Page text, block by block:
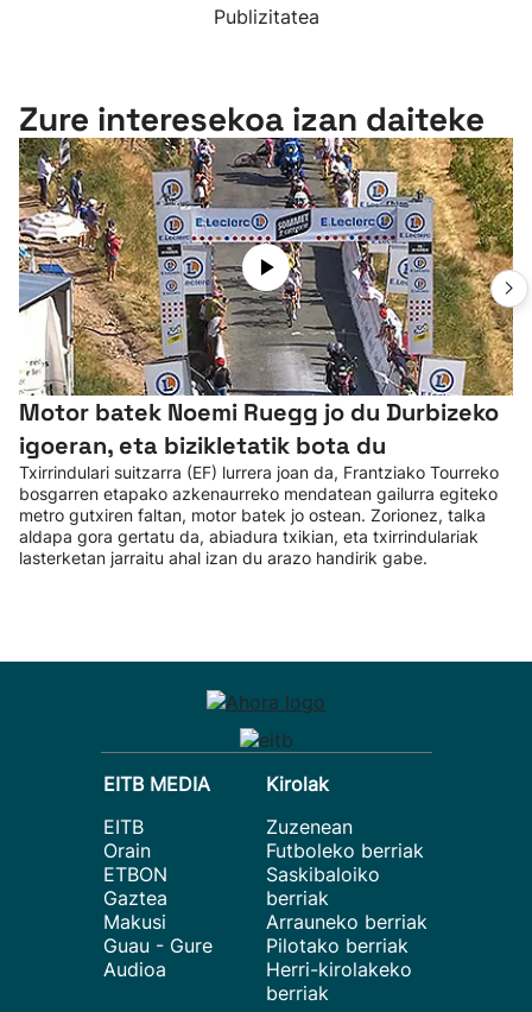
Publizitatea
Zure interesekoa izan daiteke
Motor batek Noemi Ruegg jo du Durbizeko
igoeran, eta bizikletatik bota du
Txirrindulari suitzarra (EF) lurrera joan da, Frantziako Tourreko
bosgarren etapako azkenaurreko mendatean gailurra egiteko
metro gutxiren faltan, motor batek jo ostean. Zorionez, talka
aldapa gora gertatu da, abiadura txikian, eta txirrindulariak
lasterketan jarraitu ahal izan du arazo handirik gabe.
EITB MEDIA
EITB
Orain
ETBON
Gaztea
Makusi
Guau - Gure
Audioa
Kirolak
Zuzenean
Futboleko berriak
Saskibaloiko
berriak
Arrauneko berriak
Pilotako berriak
Herri-kirolakeko
berriak